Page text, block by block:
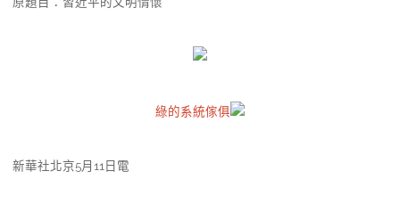
綠的系統傢俱
新華社北京5月11日電